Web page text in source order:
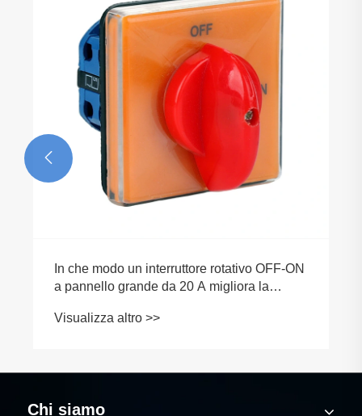
In che modo un interruttore rotativo OFF-ON
a pannello grande da 20 A migliora la
controllo?
Visualizza altro >>

Chi siamo